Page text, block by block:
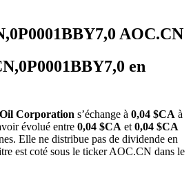
AOC.CN
en
Corporation s’échange à 0,04 $CA à
évolué entre 0,04 $CA et 0,04 $CA
Elle ne distribue pas de dividende en
est coté sous le tickerAOC.CN dans le